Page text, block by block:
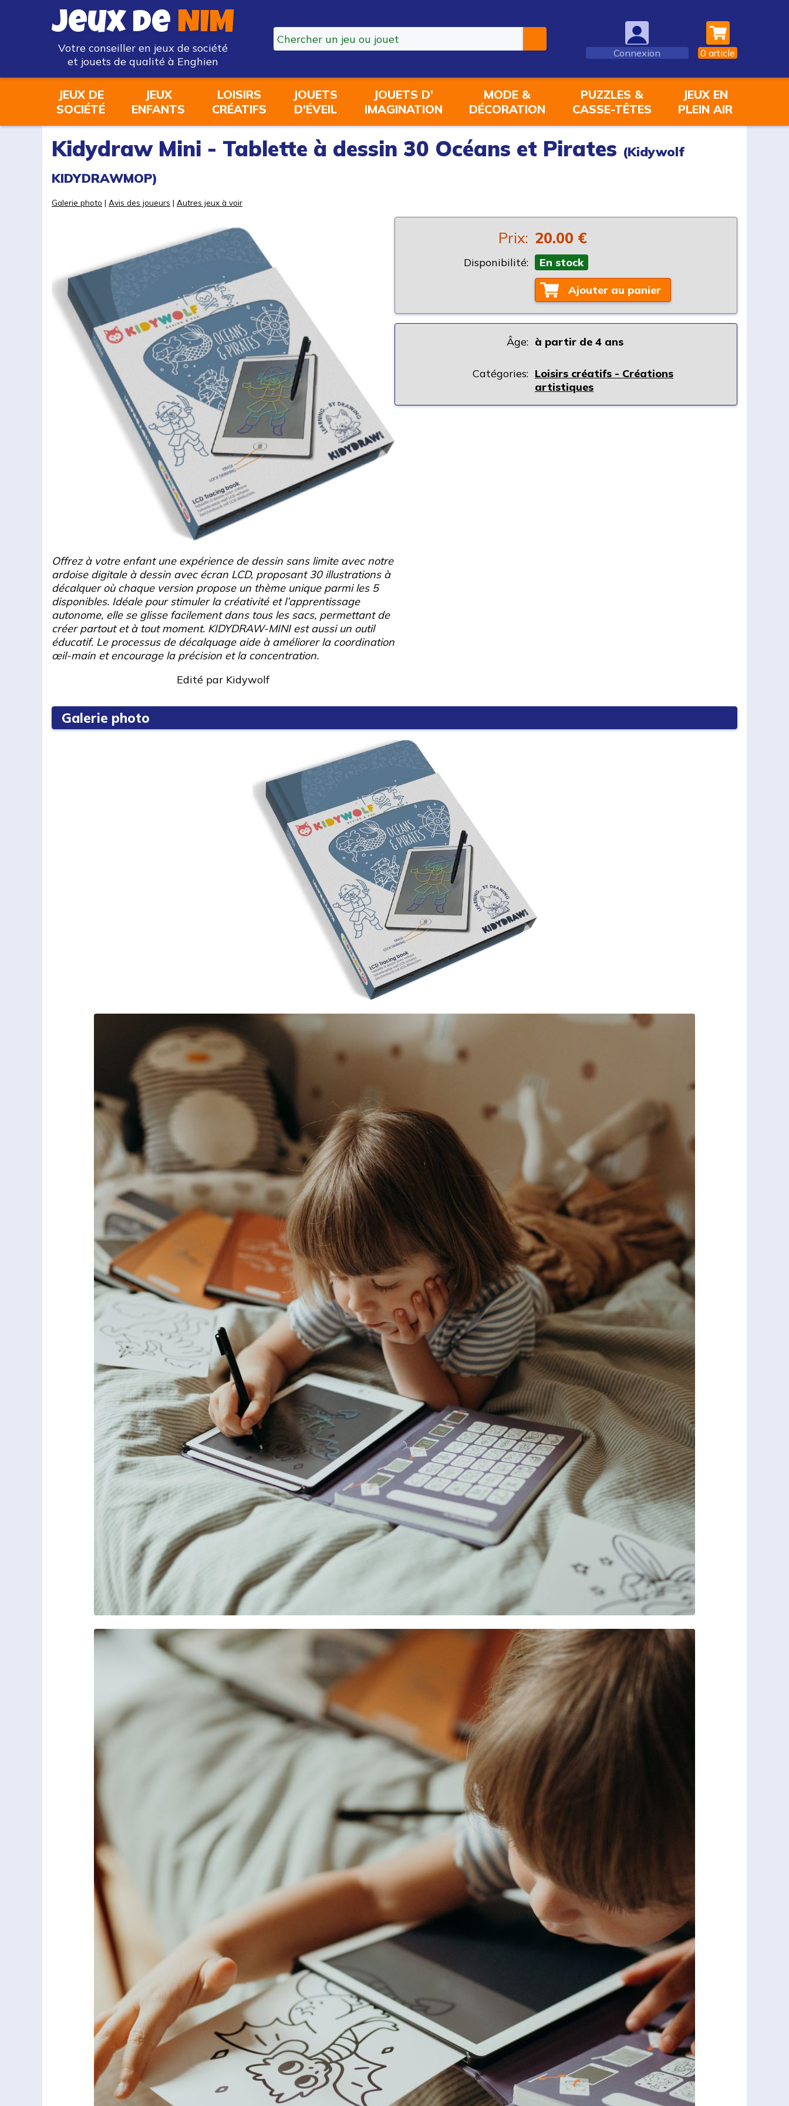
Jeux de NIM
Votre conseiller en jeux de société
et jouets de qualité à Enghien
Connexion 0 article
JEUX DE
SOCIÉTÉ
JEUX
ENFANTS
LOISIRS
CRÉATIFS
JOUETS
D'ÉVEIL
JOUETS D'
IMAGINATION
MODE &
DÉCORATION
PUZZLES &
CASSE-TÊTES
JEUX EN
PLEIN AIR
Kidydraw Mini - Tablette à dessin 30 Océans et Pirates (Kidywolf
KIDYDRAWMOP)
Galerie photo | Avis des joueurs | Autres jeux à voir
Offrez à votre enfant une expérience de dessin sans limite avec notre
ardoise digitale à dessin avec écran LCD, proposant 30 illustrations à
décalquer où chaque version propose un thème unique parmi les 5
disponibles. Idéale pour stimuler la créativité et l’apprentissage
autonome, elle se glisse facilement dans tous les sacs, permettant de
créer partout et à tout moment. KIDYDRAW-MINI est aussi un outil
éducatif. Le processus de décalquage aide à améliorer la coordination
œil-main et encourage la précision et la concentration.
Edité par Kidywolf
Prix: 20.00 €
Disponibilité: En stock
Ajouter au panier
Âge: à partir de 4 ans
Catégories: Loisirs créatifs - Créations
artistiques
Galerie photo